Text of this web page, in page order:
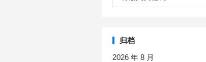
归档
2026 年 8 月